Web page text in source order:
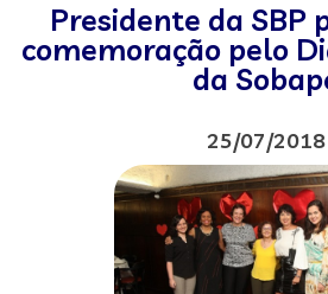
Presidente da SBP
comemoração pelo
da
25/07/2018